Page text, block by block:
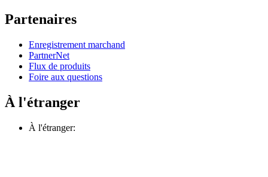
Partenaires
Enregistrement marchand
PartnerNet
Flux de produits
Foire aux questions
À l'étranger
À l'étranger: